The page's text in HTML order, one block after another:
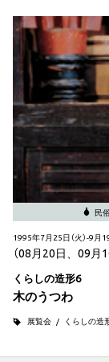
民
1995年7月25日（火）-9月19
（08月20日、09月
くらしの造形6
木のうつわ
展覧会 くらしの造